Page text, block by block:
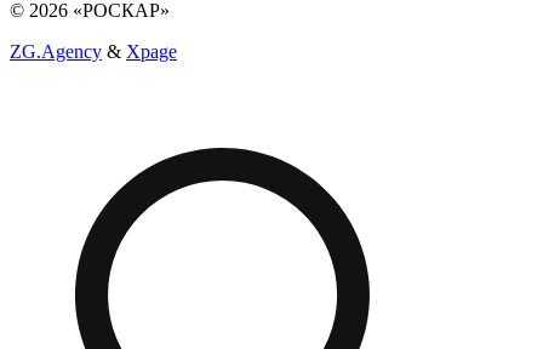
© 2026 «РОСКАР»
ZG.Agency & Xpage